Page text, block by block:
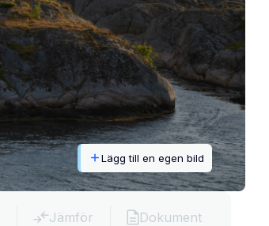
Lägg till en egen bild
Jämför Dokument